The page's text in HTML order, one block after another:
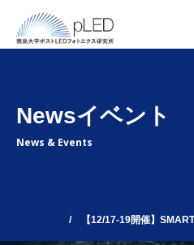
Newsイベント
News & Events
【12/17-19開催】